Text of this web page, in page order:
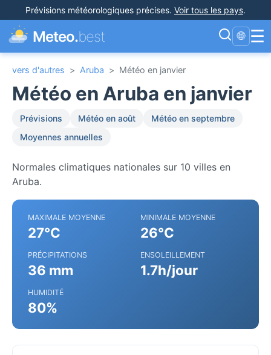
Prévisions météorologiques précises. Voir tous les pays.
Meteo.best 🌐 ☰
vers d'autres > Aruba > Météo en janvier
Météo en Aruba en janvier
Prévisions Météo en août
Météo en septembre
Moyennes annuelles
Normales climatiques nationales sur 10 villes en
Aruba.
MAXIMALE MOYENNE
27°C
MINIMALE MOYENNE
26°C
PRÉCIPITATIONS
36 mm
ENSOLEILLEMENT
1.7h/jour
HUMIDITÉ
80%